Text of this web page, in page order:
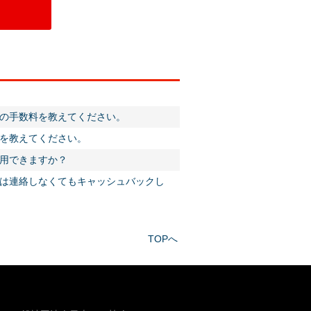
手数料を教えてください。
教えてください。
できますか？
連絡しなくてもキャッシュバックし
TOPへ